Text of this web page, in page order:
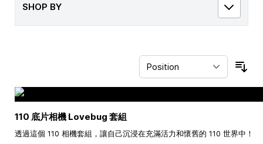
SHOP BY
110 底片相機 Lovebug 套組
透過這個 110 相機套組，讓自己沉浸在充滿活力和懷舊的 110 世界中！